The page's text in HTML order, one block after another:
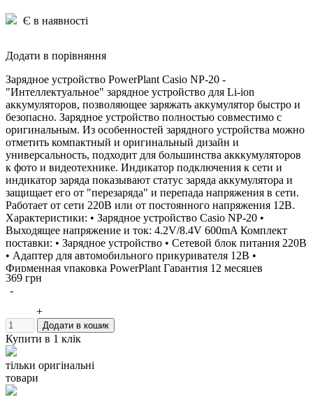
Є в наявності
Додати в порівняння
Зарядное устройство PowerPlant Casio NP-20 -
"Интеллектуальное" зарядное устройство для Li-ion
аккумуляторов, позволяющее заряжать аккумулятор быстро и
безопасно. Зарядное устройство полностью совместимо с
оригинальным. Из особенностей зарядного устройства можно
отметить компактный и оригинальный дизайн и
универсальность, подходит для большинства акккумуляторов
к фото и видеотехнике. Индикатор подключения к сети и
индикатор заряда показывают статус заряда аккумулятора и
защищает его от "перезаряда" и перепада напряжения в сети.
Работает от сети 220В или от постоянного напряжения 12В.
Характеристики: • Зарядное устройство Casio NP-20 •
Выходящее напряжение и ток: 4.2V/8.4V 600mA Комплект
поставки: • Зарядное устройство • Сетевой блок питания 220В
• Адаптер для автомобильного прикуривателя 12В •
Фирменная упаковка PowerPlant Гарантия 12 месяцев
Производитель: PowerPlant Зарядное устройство можно
использовать вместо: CASIO BC-10L BC-10LCCA BC-11L
Данное зарядное устройство заряжает аккумуляторы: CASIO
NP-20 NP-20DBA
369 грн
-
+
Додати в кошик
Купити в 1 клік
тільки оригінальні
товари